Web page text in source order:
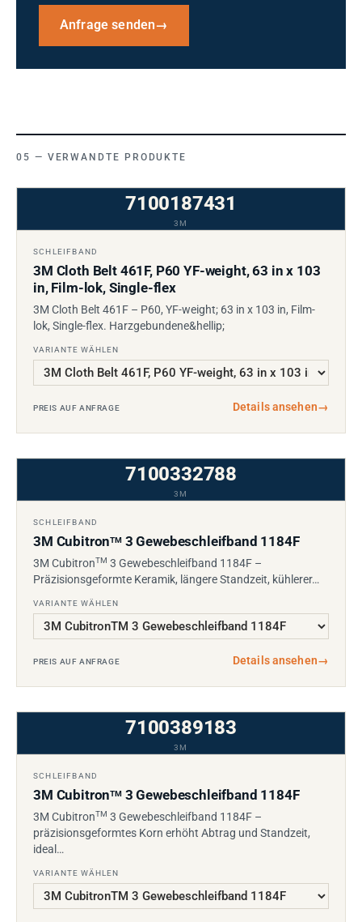
Anfrage senden→
VERWANDTE PRODUKTE
7100187431
3M
SCHLEIFBAND
3M Cloth Belt 461F, P60 YF-weight, 63 in x 103
in, Film-lok, Single-flex
3M Cloth Belt 461F – P60, YF-weight; 63 in x 103 in, Film-
lok, Single-flex. Harzgebundene&hellip;
VARIANTE WÄHLEN
PREIS AUF ANFRAGE Details ansehen→
7100332788
3M
SCHLEIFBAND
3M CubitronTM3 Gewebeschleifband 1184F
3M CubitronTM 3 Gewebeschleifband 1184F –
Präzisionsgeformte Keramik, längere Standzeit, kühlerer…
VARIANTE WÄHLEN
PREIS AUF ANFRAGE Details ansehen→
7100389183
3M
SCHLEIFBAND
3M CubitronTM3 Gewebeschleifband 1184F
3M CubitronTM 3 Gewebeschleifband 1184F –
präzisionsgeformtes Korn erhöht Abtrag und Standzeit,
ideal…
VARIANTE WÄHLEN